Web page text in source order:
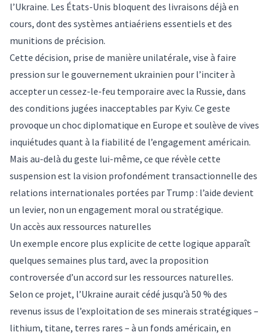
l’Ukraine. Les États-Unis bloquent des livraisons déjà en
cours, dont des systèmes antiaériens essentiels et des
munitions de précision.
Cette décision, prise de manière unilatérale, vise à faire
pression sur le gouvernement ukrainien pour l’inciter à
accepter un cessez-le-feu temporaire avec la Russie, dans
des conditions jugées inacceptables par Kyiv. Ce geste
provoque un choc diplomatique en Europe et soulève de vives
inquiétudes quant à la fiabilité de l’engagement américain.
Mais au-delà du geste lui-même, ce que révèle cette
suspension est la vision profondément transactionnelle des
relations internationales portées par Trump : l’aide devient
un levier, non un engagement moral ou stratégique.
Un accès aux ressources naturelles
Un exemple encore plus explicite de cette logique apparaît
quelques semaines plus tard, avec la proposition
controversée d’un accord sur les ressources naturelles.
Selon ce projet, l’Ukraine aurait cédé jusqu’à 50 % des
revenus issus de l’exploitation de ses minerais stratégiques –
lithium, titane, terres rares – à un fonds américain, en